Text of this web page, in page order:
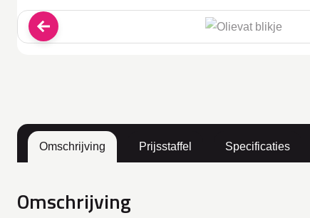
Omschrijving Prijsstaffel Specificaties
Omschrijving